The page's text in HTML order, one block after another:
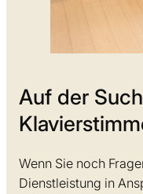
Auf der
Wenn Sie noch
Dienstleistung in